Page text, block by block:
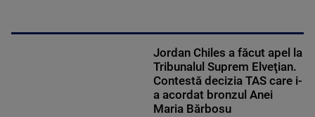
Jordan Chiles a făcut apel la
Tribunalul Suprem Elveţian.
Contestă decizia TAS care i-
a acordat bronzul Anei
Maria Bărbosu